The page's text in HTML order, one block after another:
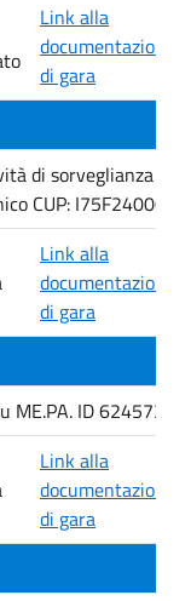
Link alla
documentazione
di gara
di sorveglianza e
CUP:
Link alla
documentazione
di gara
ME.PA. ID 6245735
Link alla
documentazione
di gara